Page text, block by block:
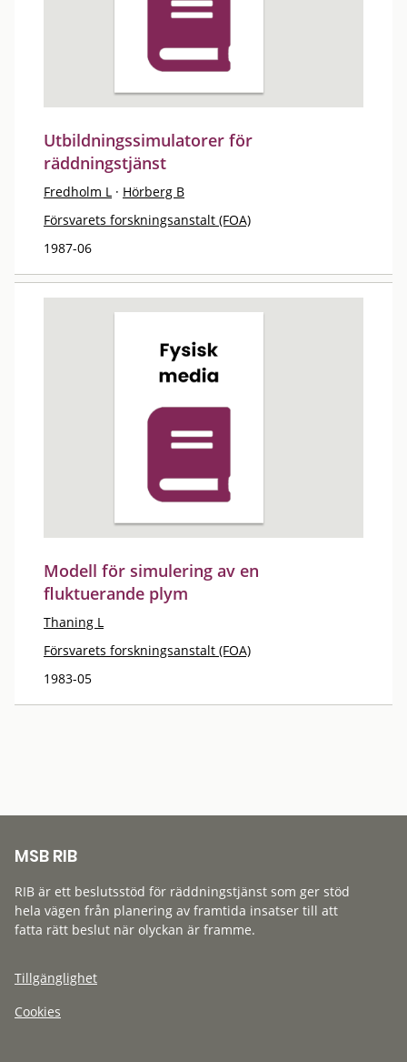
Utbildningssimulatorer för
räddningstjänst
Fredholm L · Hörberg B
Försvarets forskningsanstalt (FOA)
1987-06
Modell för simulering av en
fluktuerande plym
Thaning L
Försvarets forskningsanstalt (FOA)
1983-05
MSB RIB
RIB är ett beslutsstöd för räddningstjänst som ger stöd
hela vägen från planering av framtida insatser till att
fatta rätt beslut när olyckan är framme.
Tillgänglighet
Cookies